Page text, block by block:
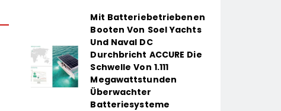
Mit Batteriebetriebenen
Booten Von Soel Yachts
Und Naval DC
Durchbricht ACCURE Die
Schwelle Von 1.111
Megawattstunden
Überwachter
Batteriesysteme